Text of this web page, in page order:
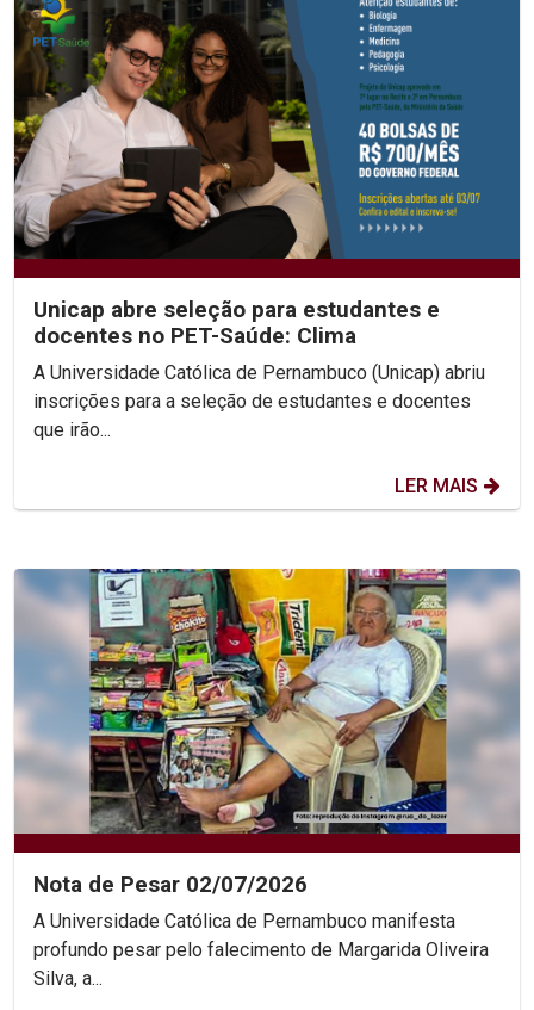
Unicap abre seleção para estudantes e
docentes no PET-Saúde: Clima
A Universidade Católica de Pernambuco (Unicap) abriu
inscrições para a seleção de estudantes e docentes
que irão...
LER MAIS
Nota de Pesar 02/07/2026
A Universidade Católica de Pernambuco manifesta
profundo pesar pelo falecimento de Margarida Oliveira
Silva, a...